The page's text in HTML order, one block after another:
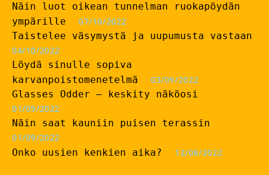
Näin luot oikean tunnelman ruokapöydän
ympärille
07/10/2022
Taistelee väsymystä ja uupumusta vastaan
04/10/2022
Löydä sinulle sopiva
karvanpoistomenetelmä
03/09/2022
Glasses Odder – keskity näköosi
01/09/2022
Näin saat kauniin puisen terassin
01/09/2022
Onko uusien kenkien aika?
12/08/2022